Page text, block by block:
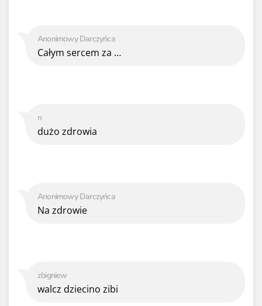
zbigniew
walcz dziecino zibi
Anonimowy Darczyńca
Na zdrowie
n
dużo zdrowia
Anonimowy Darczyńca
Całym sercem za …